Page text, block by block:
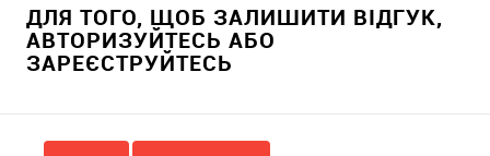
ДЛЯ ТОГО, ЩОБ ЗАЛИШИТИ ВІДГУК,
АВТОРИЗУЙТЕСЬ АБО
ЗАРЕЄСТРУЙТЕСЬ